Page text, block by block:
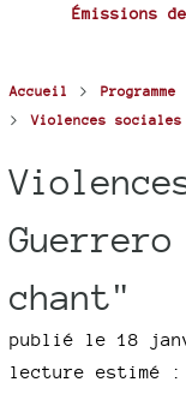
Émissions
Accueil > Programme
>Violences
chant"
publié le 18
lecture estimé